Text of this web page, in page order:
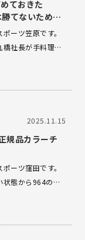
ておきた
てないため満
ーツ笠原です。
社長が手料理を
かれておりま
だんに使った海鮮
ッと詰まったロー
べることがで
2025.11.15
規品カラーチ
ーツ窪田です。
状態から964のボ
があったのです
きず…そこでメカ
ころ、なんとミ